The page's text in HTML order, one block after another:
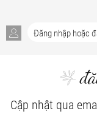
Cập nhật qua